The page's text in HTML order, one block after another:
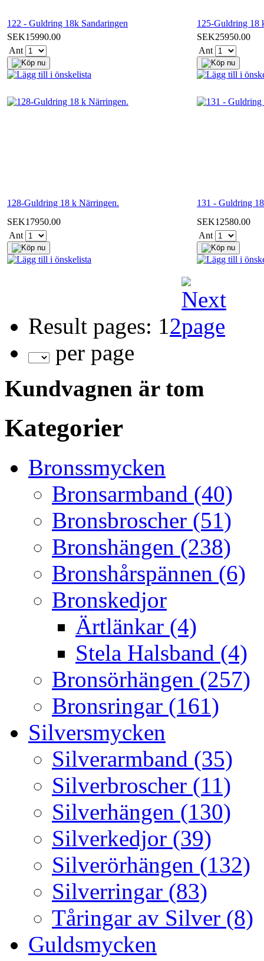
122 - Guldring 18k Sandaringen
125-Guldring 18
SEK15990.00
SEK25950.00
Ant
Ant
128-Guldring 18 k Närringen.
131 - Guldring
SEK17950.00
SEK12580.00
Ant
Ant
Result pages: 12
per page
Kundvagnen är tom
Kategorier
Bronssmycken
Bronsarmband (40)
Bronsbroscher (51)
Bronshängen (238)
Bronshårspännen (6)
Bronskedjor
Ärtlänkar (4)
Stela Halsband (4)
Bronsörhängen (257)
Bronsringar (161)
Silversmycken
Silverarmband (35)
Silverbroscher (11)
Silverhängen (130)
Silverkedjor (39)
Silverörhängen (132)
Silverringar (83)
Tåringar av Silver (8)
Guldsmycken